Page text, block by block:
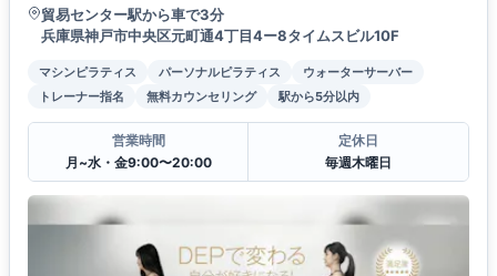
貿易センター駅から車で3分
兵庫県神戸市中央区元町通4丁目4ー8タイムスビル10F
マシンピラティス パーソナルピラティス
ウォーターサーバー
トレーナー指名
無料カウンセリング 駅から5分以内
営業時間
月~水・金9:00〜20:00
定休日
毎週木曜日